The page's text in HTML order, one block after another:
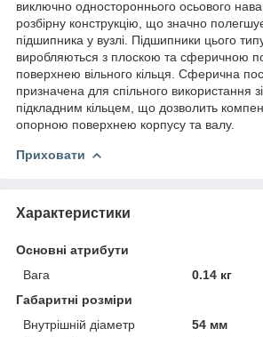
виключно одностороннього осьового
розбірну конструкцію, що значно
підшипника у вузлі. Підшипники цього
виробляються з плоскою та сферичною
поверхнею вільного кільця. Сферична
призначена для спільного використання
підкладним кільцем, що дозволить
опорною поверхнею корпусу та валу.
Приховати
Характеристики
Основні атрибути
Вага
0.14 кг
Габаритні розміри
Внутрішній діаметр
54 мм